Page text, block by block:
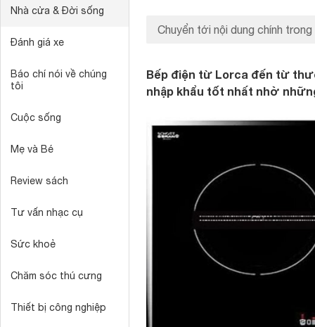
Nhà cửa & Đời sống
Đánh giá xe
Báo chí nói về chúng
tôi
Cuộc sống
Mẹ và Bé
Review sách
Tư vấn nhạc cụ
Sức khoẻ
Chăm sóc thú cưng
Thiết bị công nghiệp
Chuyển tới nội dung chính trong
Bếp điện từ Lorca đến từ
nhập khẩu tốt nhất nhờ